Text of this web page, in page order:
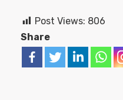
Post Views: 806
Share